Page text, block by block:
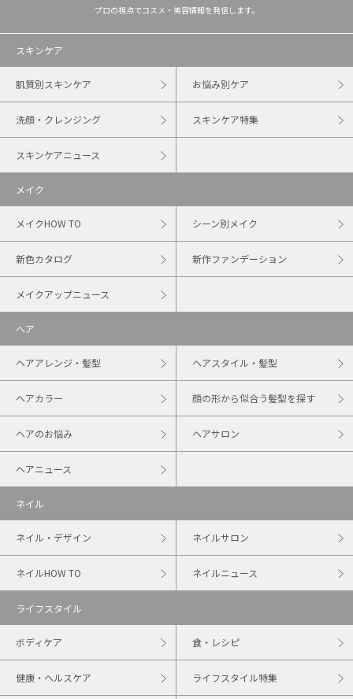
プロの視点でコスメ・美容情報を発信します。
スキンケア
肌質別スキンケア お悩み別ケア
洗顔・クレンジング スキンケア特集
スキンケアニュース
メイク
メイクHOW TO シーン別メイク
新色カタログ 新作ファンデーション
メイクアップニュース
ヘア
ヘアアレンジ・髪型 ヘアスタイル・髪型
ヘアカラー 顔の形から似合う髪型を探す
ヘアのお悩み ヘアサロン
ヘアニュース
ネイル
ネイル・デザイン ネイルサロン
ネイルHOW TO ネイルニュース
ライフスタイル
ボディケア 食・レシピ
健康・ヘルスケア ライフスタイル特集